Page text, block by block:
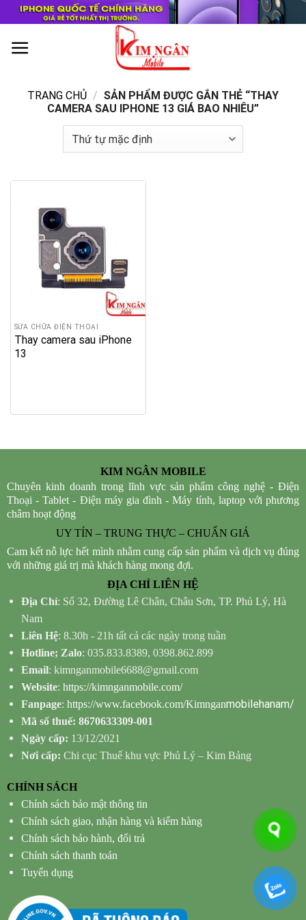
Skip
to
content
TRANG CHỦ / SẢN PHẨM ĐƯỢC GẮN THẺ “THAY
CAMERA SAU IPHONE 13 GIÁ BAO NHIÊU”
SỬA CHỮA ĐIỆN THOẠI
Thay camera sau iPhone
13
KIM NGÂN MOBILE
Chuyên kinh doanh trong lĩnh vực sản phẩm công nghệ - Điện
Thoại - Tablet - Điện máy gia đình - Máy tính, laptop với phương
châm hoạt động
UY TÍN – TRUNG THỰC – CHUẨN GIÁ
Cam kết nỗ lực hết mình nhằm cung cấp sản phẩm và dịch vụ đúng
với những giá trị mà khách hàng mong đợi.
ĐỊA CHỈ LIÊN HỆ
Địa Chỉ: Số 32, Đường Lê Chân, Châu Sơn, TP. Phủ Lý, Hà
Nam
Liên Hệ: 8.30h - 21h tất cả các ngày trong tuần
Hotline; Zalo: 035.833.8389, 0398.862.899
Email: kimnganmobile6688@gmail.com
Website: https://kimnganmobile.com/
Fanpage: https://www.facebook.com/Kimnganmobilehanam/
Mã số thuế: 8670633309-001
Ngày cấp: 13/12/2021
Nơi cấp: Chi cục Thuế khu vực Phủ Lý – Kim Bảng
CHÍNH SÁCH
Chính sách bảo mật thông tin
Chính sách giao, nhận hàng và kiểm hàng
Chính sách bảo hành, đổi trả
Chính sách thanh toán
Tuyển dụng